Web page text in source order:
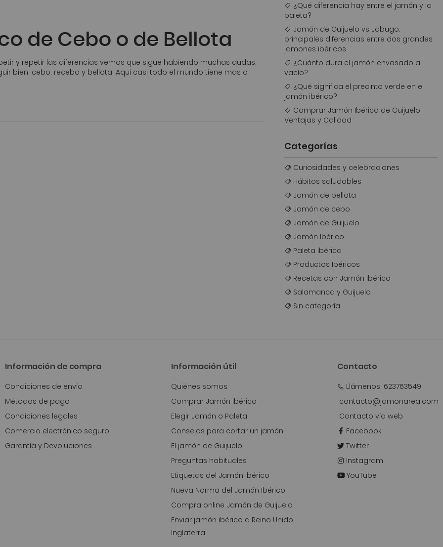
de Cebo o de Bellota
y repetir las diferencias vemos que sigue habiendo muchas dudas,
bien, cebo, recebo y bellota. Aqui casi todo el mundo tiene mas o
¿Qué diferencia hay entre el jamón y la
paleta?
Jamón de Guijuelo vs Jabugo:
principales diferencias entre dos grandes
jamones ibéricos
¿Cuánto dura el jamón envasado al
vacío?
¿Qué significa el precinto verde en el
jamón ibérico?
Comprar Jamón Ibérico de Guijuelo:
Ventajas y Calidad
Categorías
Curiosidades y celebraciones
Hábitos saludables
Jamón de bellota
Jamón de cebo
Jamón de Guijuelo
Jamón Ibérico
Paleta ibérica
Productos Ibéricos
Recetas con Jamón Ibérico
Salamanca y Guijuelo
Sin categoría
Información de compra
Condiciones de envío
Métodos de pago
Condiciones legales
Comercio electrónico seguro
Garantía y Devoluciones
Información útil
Quiénes somos
Comprar Jamón Ibérico
Elegir Jamón o Paleta
Consejos para cortar un jamón
El jamón de Guijuelo
Preguntas habituales
Etiquetas del Jamón Ibérico
Nueva Norma del Jamón Ibérico
Compra online Jamón de Guijuelo
Enviar jamón ibérico a Reino Unido,
Inglaterra
Contacto
Llámenos: 623763549
contacto@jamonarea.com
Contacto vía web
Facebook
Twitter
Instagram
YouTube